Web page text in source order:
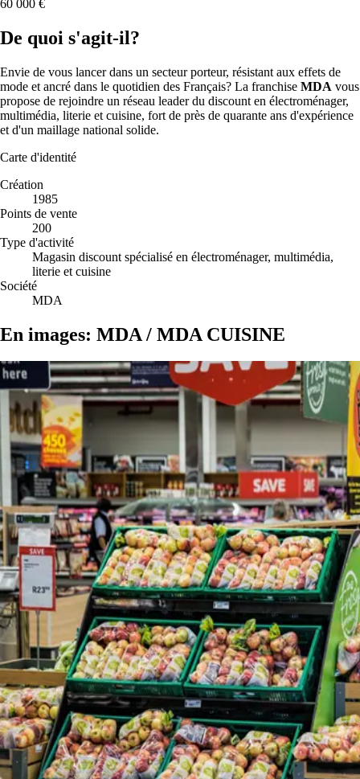
60 000 €
De quoi s'agit-il?
Envie de vous lancer dans un secteur porteur, résistant aux effets de
mode et ancré dans le quotidien des Français? La franchise MDA vous
propose de rejoindre un réseau leader du discount en électroménager,
multimédia, literie et cuisine, fort de près de quarante ans d'expérience
et d'un maillage national solide.
Carte d'identité
Création
1985
Points de vente
200
Type d'activité
Magasin discount spécialisé en électroménager, multimédia,
literie et cuisine
Société
MDA
En images: MDA / MDA CUISINE